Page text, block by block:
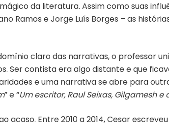
da literatura. Assim como suas
Ramos e Jorge Luís Borges – as
claro das narrativas, o professor
Ser contista era algo distante e que
e uma narrativa se abre para
” e “Um escritor, Raul Seixas, Gilgamesh
acaso. Entre 2010 a 2014, Cesar